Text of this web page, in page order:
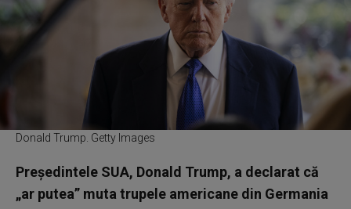
Donald Trump. Getty Images
Preşedintele SUA, Donald Trump, a declarat că
„ar putea” muta trupele americane din Germania